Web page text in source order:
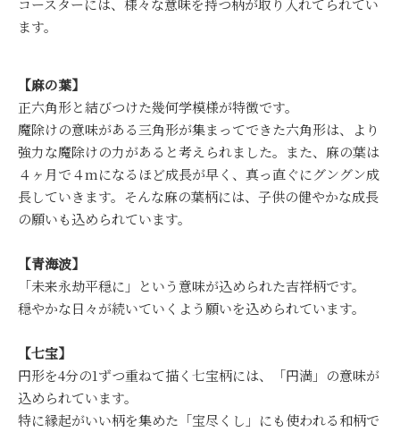
コースターには、様々な意味を持つ柄が取り入れてられてい
ます。
【麻の葉】
正六角形と結びつけた幾何学模様が特徴です。
魔除けの意味がある三角形が集まってできた六角形は、より
強力な魔除けの力があると考えられました。また、麻の葉は
４ヶ月で４mになるほど成長が早く、真っ直ぐにグングン成
長していきます。そんな麻の葉柄には、子供の健やかな成長
の願いも込められています。
【青海波】
「未来永劫平穏に」という意味が込められた吉祥柄です。
穏やかな日々が続いていくよう願いを込められています。
【七宝】
円形を4分の1ずつ重ねて描く七宝柄には、「円満」の意味が
込められています。
特に縁起がいい柄を集めた「宝尽くし」にも使われる和柄で